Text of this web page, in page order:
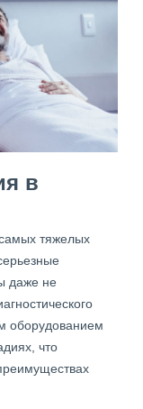
в
тяжелых
даже не
оборудованием
что